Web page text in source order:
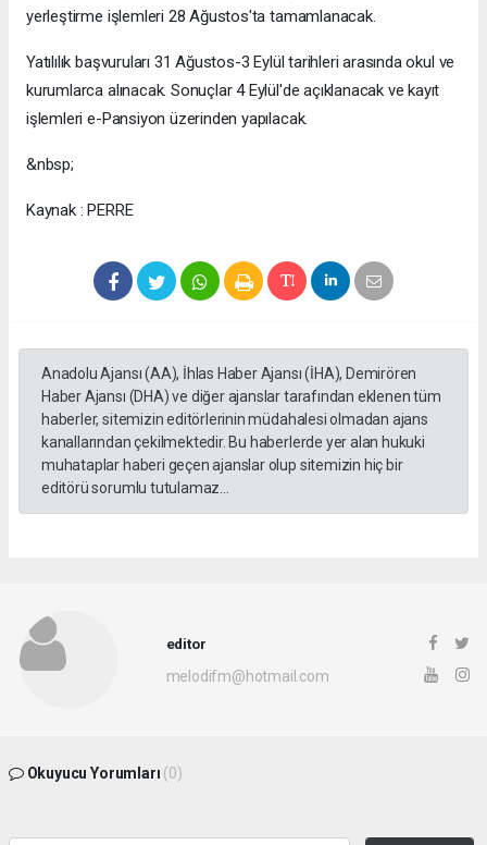
yerleştirme işlemleri 28 Ağustos'ta tamamlanacak.
Yatılılık başvuruları 31 Ağustos-3 Eylül tarihleri arasında okul ve
kurumlarca alınacak. Sonuçlar 4 Eylül'de açıklanacak ve kayıt
işlemleri e-Pansiyon üzerinden yapılacak.
&nbsp;
Kaynak : PERRE
Anadolu Ajansı (AA), İhlas Haber Ajansı (İHA), Demirören
Haber Ajansı (DHA) ve diğer ajanslar tarafından eklenen tüm
haberler, sitemizin editörlerinin müdahalesi olmadan ajans
kanallarından çekilmektedir. Bu haberlerde yer alan hukuki
muhataplar haberi geçen ajanslar olup sitemizin hiç bir
editörü sorumlu tutulamaz...
editor
melodifm@hotmail.com
Okuyucu Yorumları (0)